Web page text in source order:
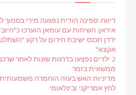
דיווח: ספינה הודית נפגעה מירי בסמוך
איראן: השיחות עם עומאן הוערכו
ירדן תכנס ישיבת חירום על רקע
אקצא"
2 ילדים נפצעו בדרגות שונות לאחר
ממשאית בזמר
מדיניות האש בעזה הוחמרה
לחץ אמריקני ובינלאומי